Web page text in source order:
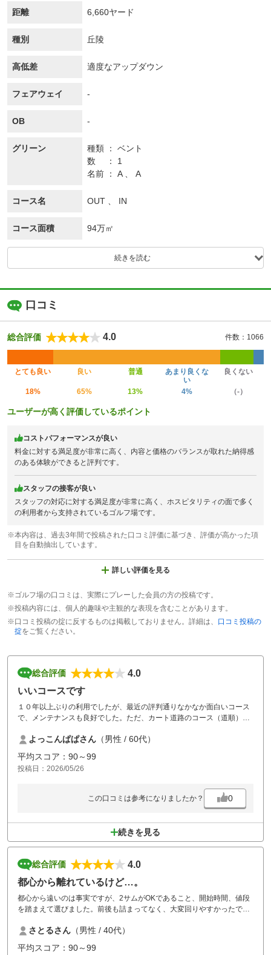
距離 6,660ヤード
種別 丘陵
高低差 適度なアップダウン
フェアウェイ -
OB -
グリーン 種類
ベント
数
1
名前
A 、 A
コース名 OUT 、 IN
コース面積 94万㎡
続きを読む
口コミ
総合評価 4.0 件数：1066
とても良い 良い 普通
あまり良くな
い
良くない
18% 65% 13% 4% （-）
ユーザーが高く評価しているポイント
コストパフォーマンスが良い
料金に対する満足度が非常に高く、内容と価格のバランスが取れた納得感
のある体験ができると評判です。
スタッフの接客が良い
スタッフの対応に対する満足度が非常に高く、ホスピタリティの面で多く
の利用者から支持されているゴルフ場です。
※本内容は、過去3年間で投稿された口コミ評価に基づき、評価が高かった項
目を自動抽出しています。
詳しい評価を見る
※ゴルフ場の口コミは、実際にプレーした会員の方の投稿です。
※投稿内容には、個人的趣味や主観的な表現を含むことがあります。
※口コミ投稿の掟に反するものは掲載しておりません。詳細は、 口コミ投稿の
掟をご覧ください。
総合評価
4.0
いいコースです
１０年以上ぶりの利用でしたが、最近の評判通りなかなか面白いコース
で、メンテナンスも良好でした。ただ、カート道路のコース（道順）案
い。
お昼のバイキングはいいですが、コーヒーは飲めるようにして欲しい。
お風呂（露天）は最高です。
よっこんぱぱさん （男性 / 60代）
平均スコア：90～99
投稿日：2026/05/26
この口コミは参考になりましたか？ 0
続きを見る
総合評価
4.0
都心から離れているけど…。
都心から遠いのは事実ですが、2サムがOKであること、開始時間、値段
を踏まえて選びました。前後も詰まってなく、大変回りやすかったで
さとるさん （男性 / 40代）
平均スコア：90～99